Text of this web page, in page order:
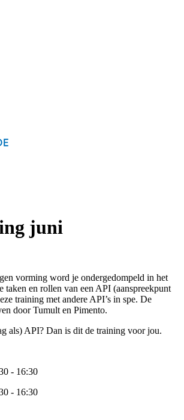
juni
vorming word je ondergedompeld in het
taken en rollen van een API (aanspreekpunt
training met andere API’s in spe. De
door Tumult en Pimento.
als) API? Dan is dit de training voor jou.
- 16:30
- 16:30